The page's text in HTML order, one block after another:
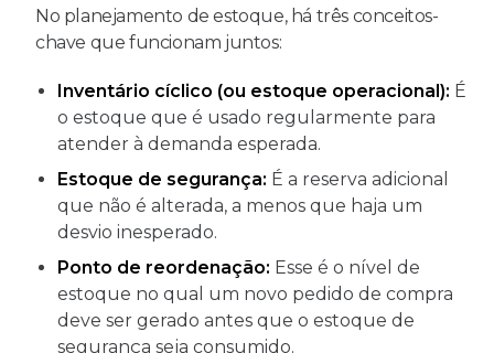
No planejamento de estoque, há três conceitos-
chave que funcionam juntos:
Inventário cíclico (ou estoque operacional): É
o estoque que é usado regularmente para
atender à demanda esperada.
Estoque de segurança: É a reserva adicional
que não é alterada, a menos que haja um
desvio inesperado.
Ponto de reordenação: Esse é o nível de
estoque no qual um novo pedido de compra
deve ser gerado antes que o estoque de
segurança seja consumido.